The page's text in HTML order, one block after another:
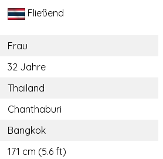
Fließend
Frau
32 Jahre
Thailand
Chanthaburi
Bangkok
171 cm (5.6 ft)